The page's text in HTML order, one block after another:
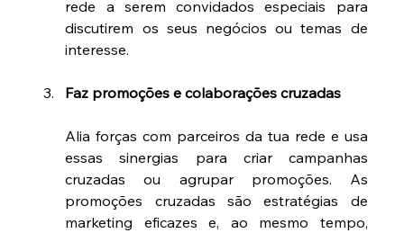
rede a serem convidados especiais para
discutirem os seus negócios ou temas de
interesse.
Faz promoções e colaborações cruzadas
Alia forças com parceiros da tua rede e usa
essas sinergias para criar campanhas
cruzadas ou agrupar promoções. As
promoções cruzadas são estratégias de
marketing eficazes e, ao mesmo tempo,